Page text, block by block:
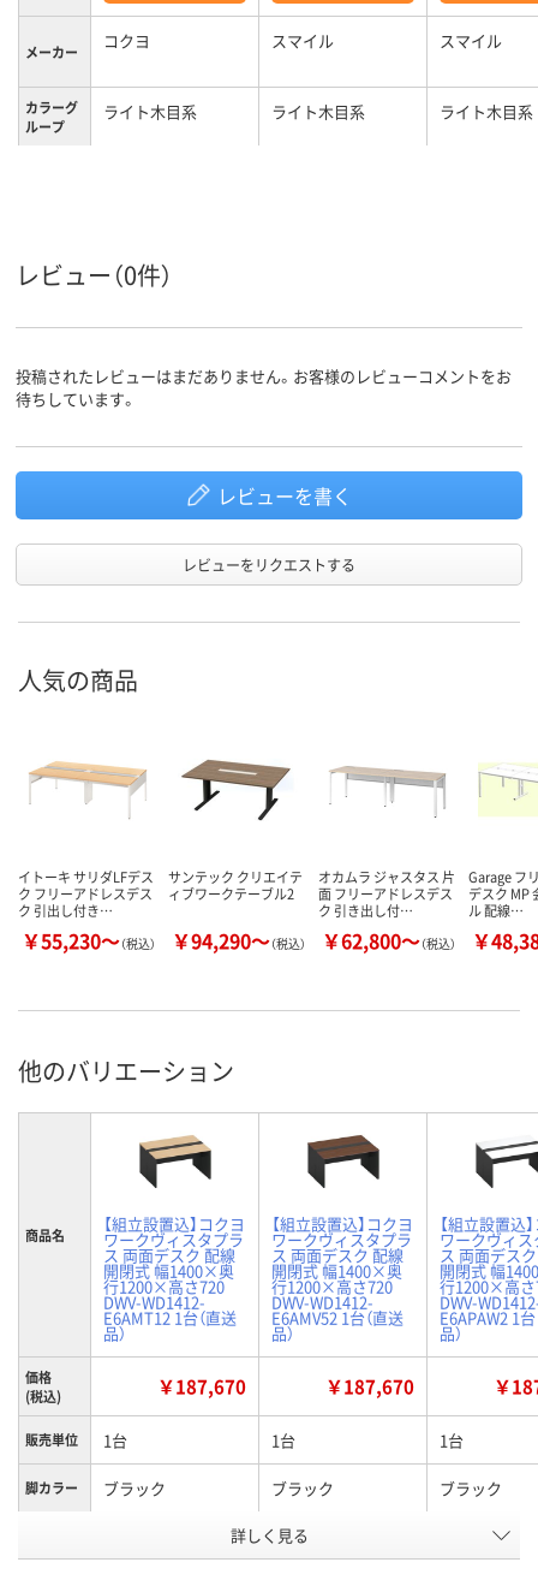
メーカー コクヨ スマイル スマイル
カラーグ
ループ
ライト木目系 ライト木目系 ライト木目系
レビュー（0件）
投稿されたレビューはまだありません。お客様のレビューコメントをお
待ちしています。
レビューを書く
レビューをリクエストする
人気の商品
イトーキ サリダLFデス
ク フリーアドレスデス
ク 引出し付き…
￥55,230～（税込）
サンテック クリエイテ
ィブワークテーブル2
￥94,290～（税込）
オカムラ ジャスタス 片
面 フリーアドレスデス
ク 引き出し付…
￥62,800～（税込）
Garage フ
デスク MP
ル 配線…
￥
他のバリエーション
商品名 【組立設置込】コクヨ
ワークヴィスタプラ
ス 両面デスク 配線
開閉式 幅1400×奥
行1200×高さ720
DWV-WD1412-
E6AMT12 1台（直送
品）
【組立設置込】コクヨ
ワークヴィスタプラ
ス 両面デスク 配線
開閉式 幅1400×奥
行1200×高さ720
DWV-WD1412-
E6AMV52 1台（直送
品）
【組立設置込
ワークヴィ
ス 両面デス
開閉式 幅
行1200×高さ
DWV-
E6APAW2 1台
品）
価格
(税込)
￥187,670 ￥187,670 ￥
販売単位 1台 1台 1台
脚カラー ブラック ブラック ブラック
ー
ブラウンウォールナ
ット
ホワイト
詳しく見る